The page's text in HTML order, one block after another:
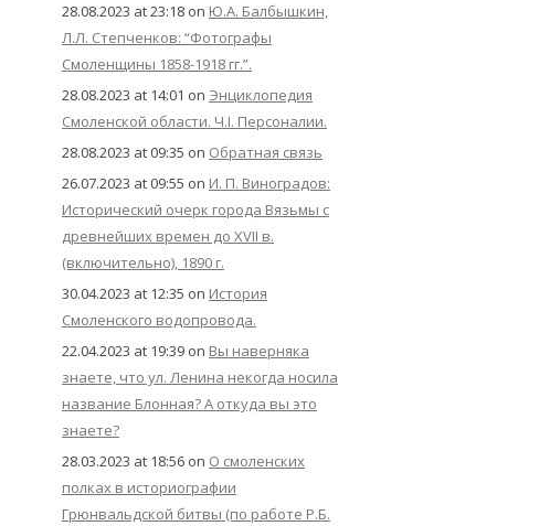
28.08.2023 at 23:18 on Ю.А. Балбышкин,
Л.Л. Степченков: “Фотографы
Смоленщины 1858-1918 гг.”.
28.08.2023 at 14:01 on Энциклопедия
Смоленской области. Ч.I. Персоналии.
28.08.2023 at 09:35 on Обратная связь
26.07.2023 at 09:55 on И. П. Виноградов:
Исторический очерк города Вязьмы с
древнейших времен до XVII в.
(включительно), 1890 г.
30.04.2023 at 12:35 on История
Смоленского водопровода.
22.04.2023 at 19:39 on Вы наверняка
знаете, что ул. Ленина некогда носила
название Блонная? А откуда вы это
знаете?
28.03.2023 at 18:56 on О смоленских
полках в историографии
Грюнвальдской битвы (по работе Р.Б.